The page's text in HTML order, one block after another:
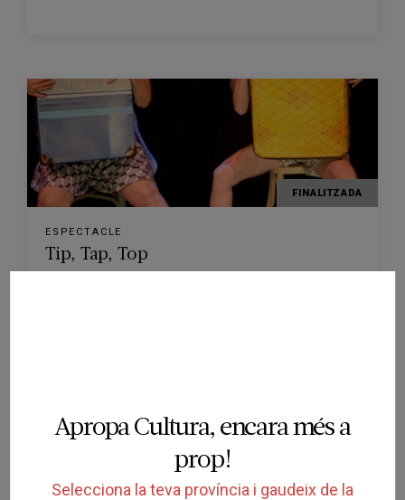
Apropa Cultura, encara més a
prop!
Selecciona la teva província i gaudeix de la
FINALITZADA
ESPECTACLE
Tip, Tap, Top